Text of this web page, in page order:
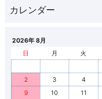
2026年 8月
日
月 火
2
3 4
9
10 11